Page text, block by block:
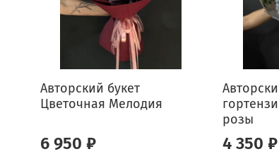
Авторский букет
Цветочная Мелодия
6 950 ₽
розы
4 350 ₽